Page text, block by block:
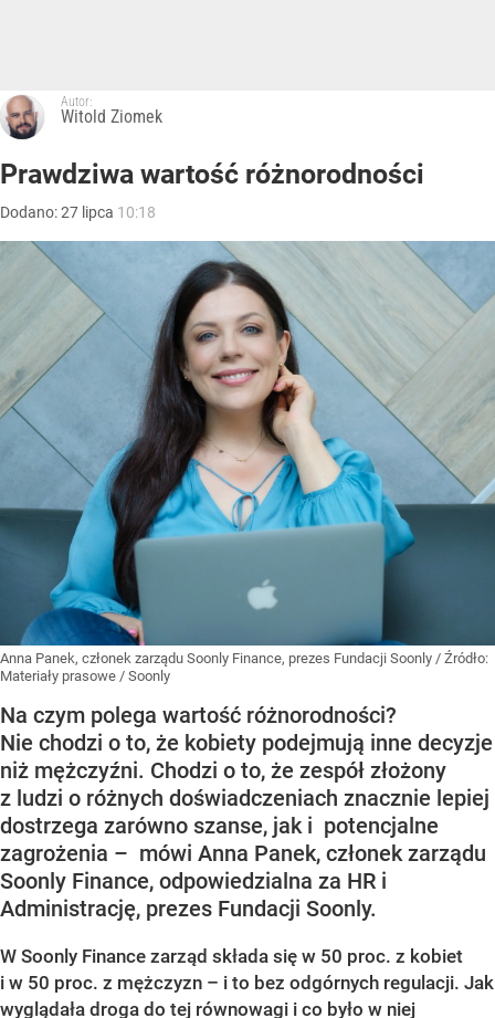
Autor:
Witold Ziomek
Prawdziwa wartość różnorodności
Dodano:27 lipca 10:18
Anna Panek, członek zarządu Soonly Finance, prezes Fundacji Soonly / Źródło:
Materiały prasowe / Soonly
Na czym polega wartość różnorodności?
Nie chodzi o to, że kobiety podejmują inne decyzje
niż mężczyźni. Chodzi o to, że zespół złożony
z ludzi o różnych doświadczeniach znacznie lepiej
dostrzega zarówno szanse, jak i potencjalne
zagrożenia – mówi Anna Panek, członek zarządu
Soonly Finance, odpowiedzialna za HR i
Administrację, prezes Fundacji Soonly.
W Soonly Finance zarząd składa się w 50 proc. z kobiet
i w 50 proc. z mężczyzn – i to bez odgórnych regulacji. Jak
wyglądała droga do tej równowagi i co było w niej